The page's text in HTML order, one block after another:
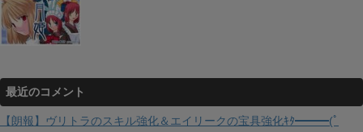
最近のコメント
【朗報】ヴリトラのスキル強化＆エイリークの宝具強化ｷﾀ━━━(ﾟ